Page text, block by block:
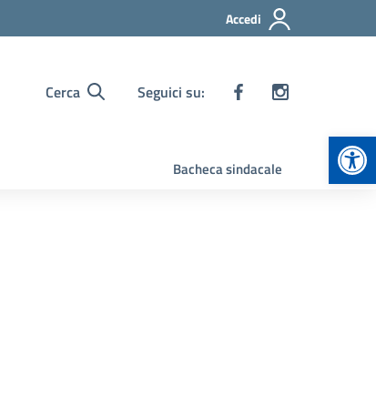
Accedi
Cerca Seguici su:
Bacheca sindacale